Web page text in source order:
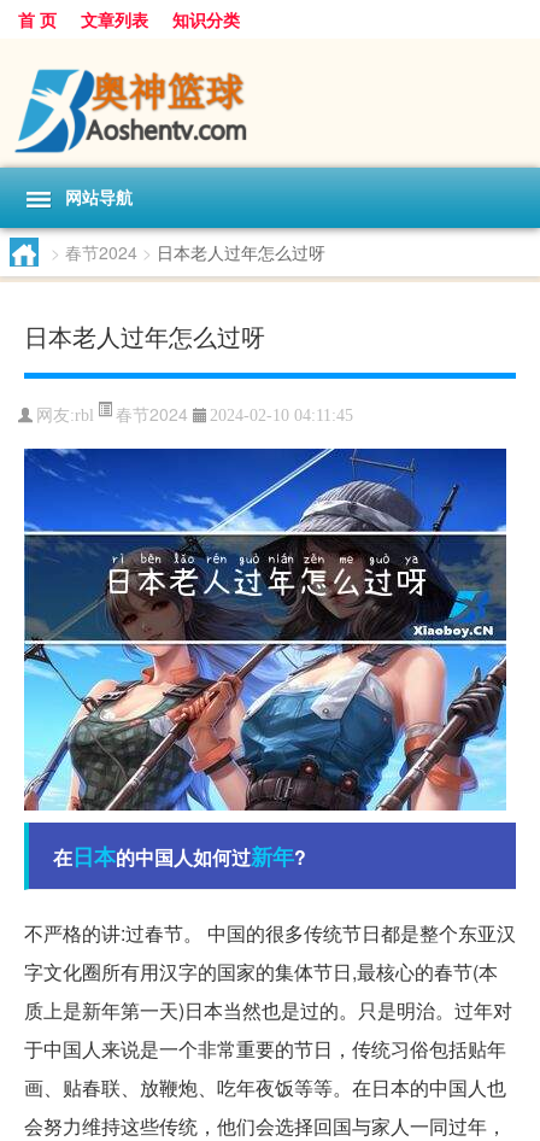
首 页 文章列表 知识分类
网站导航
> 春节2024 > 日本老人过年怎么过呀
日本老人过年怎么过呀
网友:rbl 春节2024 2024-02-10 04:11:45
在日本的中国人如何过新年?
不严格的讲:过春节。 中国的很多传统节日都是整个东亚汉
字文化圈所有用汉字的国家的集体节日,最核心的春节(本
质上是新年第一天)日本当然也是过的。只是明治。过年对
于中国人来说是一个非常重要的节日，传统习俗包括贴年
画、贴春联、放鞭炮、吃年夜饭等等。在日本的中国人也
会努力维持这些传统，他们会选择回国与家人一同过年，